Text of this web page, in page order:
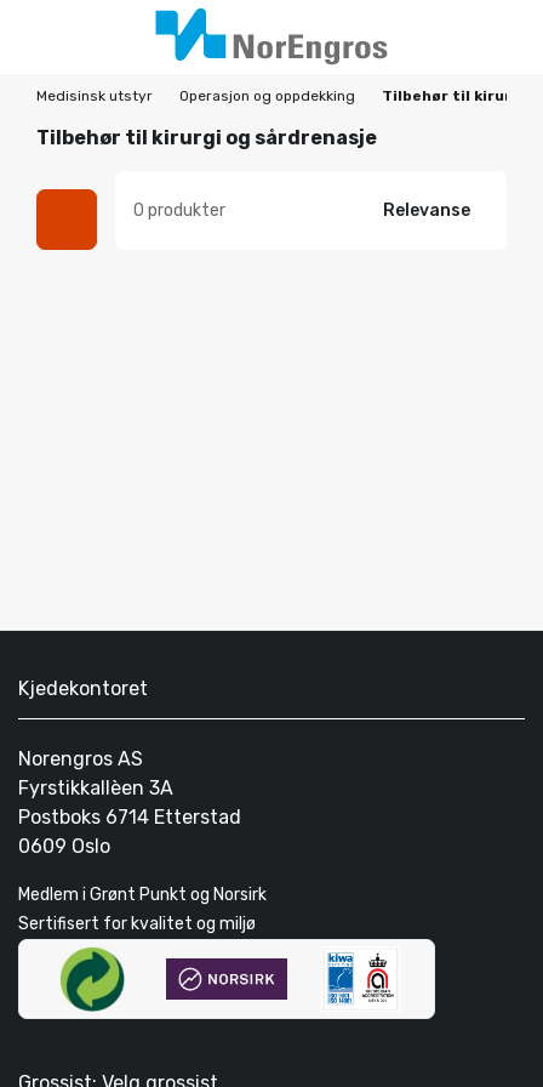
Medisinsk utstyr Operasjon og oppdekking Tilbehør til kirurgi
Tilbehør til kirurgi og sårdrenasje
0 produkter Relevanse
Kjedekontoret
Norengros AS
Fyrstikkallèen 3A
Postboks 6714 Etterstad
0609 Oslo
Medlem i Grønt Punkt og Norsirk
Sertifisert for kvalitet og miljø